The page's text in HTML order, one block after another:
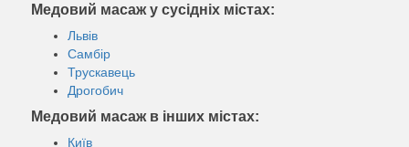
Медовий масаж у сусідніх містах:
Львів
Самбір
Трускавець
Дрогобич
Медовий масаж в інших містах:
Київ